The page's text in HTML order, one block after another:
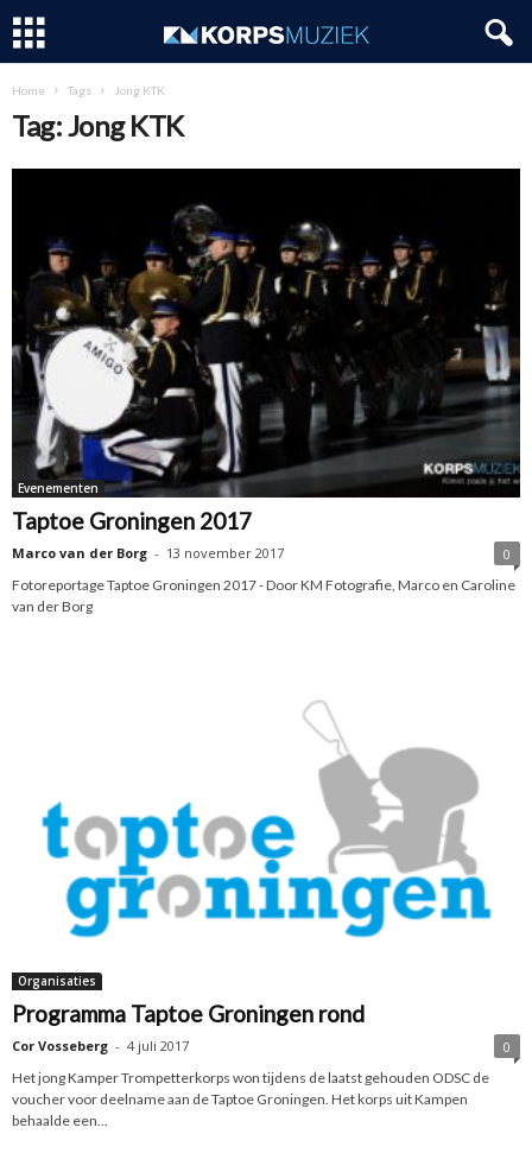
Home Tags Jong KTK
Tag: Jong KTK
Evenementen
Taptoe Groningen 2017
Marco van der Borg - 13 november 2017
0
Fotoreportage Taptoe Groningen 2017 - Door KM Fotografie, Marco en Caroline
van der Borg
Organisaties
Programma Taptoe Groningen rond
Cor Vosseberg - 4 juli 2017
0
Het jong Kamper Trompetterkorps won tijdens de laatst gehouden ODSC de
voucher voor deelname aan de Taptoe Groningen. Het korps uit Kampen
behaalde een...